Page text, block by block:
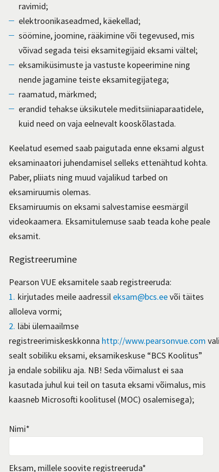
ravimid;
elektroonikaseadmed, käekellad;
söömine, joomine, rääkimine või tegevused, mis
võivad segada teisi eksamitegijaid eksami vältel;
eksamiküsimuste ja vastuste kopeerimine ning
nende jagamine teiste eksamitegijatega;
raamatud, märkmed;
erandid tehakse üksikutele meditsiiniaparaatidele,
kuid need on vaja eelnevalt kooskõlastada.
Keelatud esemed saab paigutada enne eksami algust
eksaminaatori juhendamisel selleks ettenähtud kohta.
Paber, pliiats ning muud vajalikud tarbed on
eksamiruumis olemas.
Eksamiruumis on eksami salvestamise eesmärgil
videokaamera. Eksamitulemuse saab teada kohe peale
eksamit.
Registreerumine
Pearson VUE eksamitele saab registreeruda:
kirjutades meile aadressil eksam@bcs.eevõi täites
alloleva vormi;
läbi ülemaailmse
registreerimiskeskkonna http://www.pearsonvue.com
sealt sobiliku eksami, eksamikeskuse “BCS Koolitus”
ja endale sobiliku aja. NB! Seda võimalust ei saa
kasutada juhul kui teil on tasuta eksami võimalus, mis
kaasneb Microsofti koolitusel (MOC) osalemisega);
Nimi*
Eksam, millele soovite registreeruda*